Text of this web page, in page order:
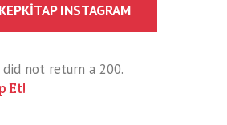
INSTAGRAM
not return a 200.
Et!